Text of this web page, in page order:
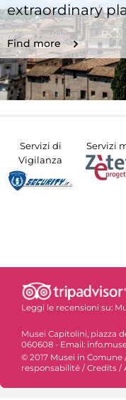
extraordinary
Find more
Servizi di
Vigilanza
Servizi
Leggi le recensioni su:
Musei Capitolini, piazza
060608 - Email:
© 2017 Musei in Comune
responsabilité / Credits /